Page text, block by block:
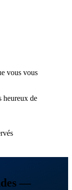
vous vous
de
—